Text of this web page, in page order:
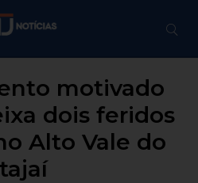
motivado
dois feridos
Alto Vale do